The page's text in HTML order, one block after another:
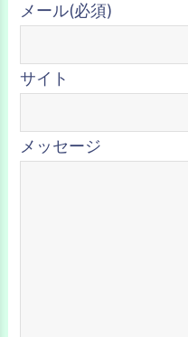
メール(必須)
サイト
メッセージ